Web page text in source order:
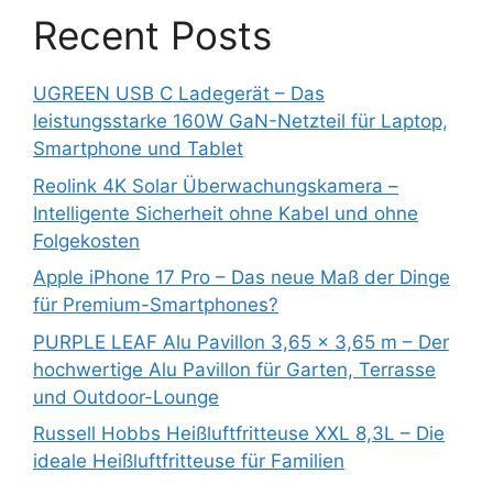
Recent Posts
UGREEN USB C Ladegerät – Das
leistungsstarke 160W GaN-Netzteil für Laptop,
Smartphone und Tablet
Reolink 4K Solar Überwachungskamera –
Intelligente Sicherheit ohne Kabel und ohne
Folgekosten
Apple iPhone 17 Pro – Das neue Maß der Dinge
für Premium-Smartphones?
PURPLE LEAF Alu Pavillon 3,65 x 3,65 m – Der
hochwertige Alu Pavillon für Garten, Terrasse
und Outdoor-Lounge
Russell Hobbs Heißluftfritteuse XXL 8,3L – Die
ideale Heißluftfritteuse für Familien